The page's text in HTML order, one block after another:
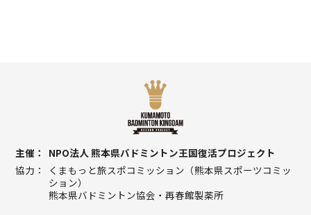
主催
NPO法人 熊本県バドミントン王国復活プロジェクト
協力
くまもっと旅スポコミッション（熊本県スポーツコミッ
ション）
熊本県バドミントン協会・再春館製薬所